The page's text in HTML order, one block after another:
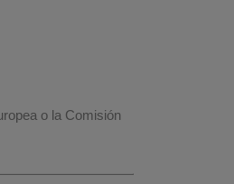
o la Comisión